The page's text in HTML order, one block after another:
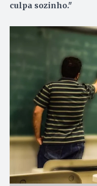
culpa sozinho."